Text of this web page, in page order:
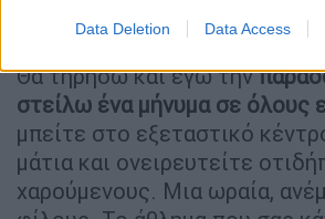
Data Deletion Data Access
Ζαχαράκη στους
Θα τηρήσω και εγώ την
στείλω ένα μήνυμα σε όλους
μπείτε στο εξεταστικό
μάτια και ονειρευτείτε
χαρούμενους. Μια ωραία,